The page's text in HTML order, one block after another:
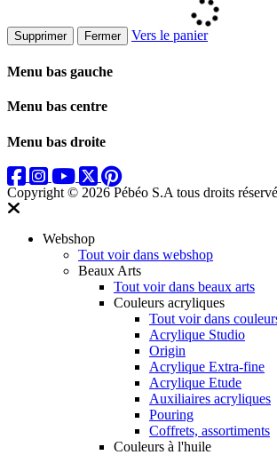
Supprimer Fermer Vers le panier
Menu bas gauche
Menu bas centre
Menu bas droite
Copyright © 2026 Pébéo S.A tous droits
Webshop
Tout voir dans webshop
Beaux Arts
Tout voir dans beaux arts
Couleurs acryliques
Tout voir dans
Acrylique Studio
Origin
Acrylique Extra-fine
Acrylique Etude
Auxiliaires acryliques
Pouring
Coffrets, assortiments
Couleurs à l'huile